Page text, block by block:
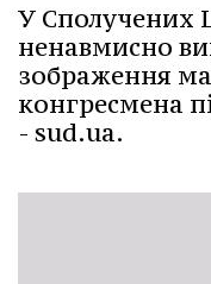
У Сполучених
ненавмисно
зображення
конгресмена
- sud.ua.